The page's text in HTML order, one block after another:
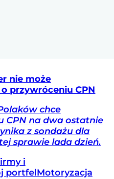
nie może
przywróceniu CPN
chce
CPN na dwa ostatnie
z sondażu dla
sprawie lada dzień.
i
portfelMotoryzacja